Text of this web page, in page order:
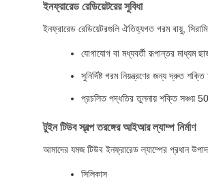
ইনফ্রারেড রেডিয়েটরের সুবিধা
ইনফ্রারেড রেডিয়েটরগুলি ঐতিহ্যগত গরম বায়ু,
যোগাযোগ বা মধ্যবর্তী রূপান্তর মাধ্যম
সুনির্দিষ্ট গরম নিয়ন্ত্রণের জন্য দ্রুত
প্রচলিত পদ্ধতির তুলনায় শক্তি সঞ্চয়
টুইন টিউব স্বল্প তরঙ্গের আইআর ল্যাম্প নির্মাণ
আমাদের যমজ টিউব ইনফ্রারেড ল্যাম্পের প্রধান
সিলিকাস